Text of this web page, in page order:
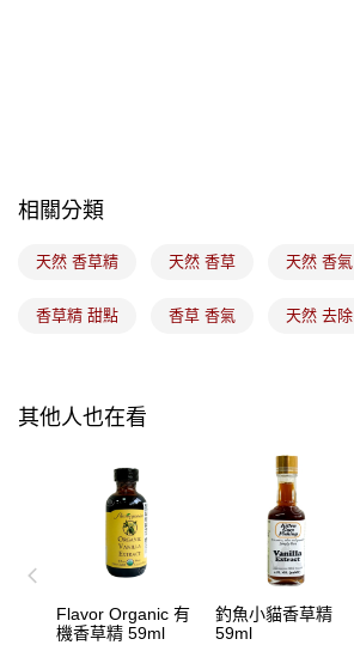
相關分類
天然 香草精 天然 香草 天然 香氣
香草精 甜點 香草 香氣 天然 去除
其他人也在看
Flavor Organic 有
機香草精 59ml
釣魚小貓香草精
59ml